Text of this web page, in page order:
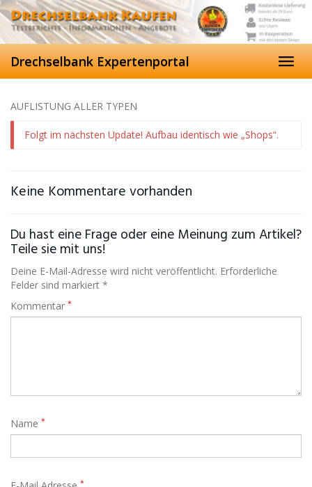
Skip
to
main
content
Drechselbank Expertenportal
AUFLISTUNG ALLER TYPEN
Folgt im nächsten Update! Aufbau identisch wie „Shops“.
Keine Kommentare vorhanden
Du hast eine Frage oder eine Meinung zum Artikel?
Teile sie mit uns!
Deine E-Mail-Adresse wird nicht veröffentlicht. Erforderliche
Felder sind markiert *
Kommentar *
Name *
*